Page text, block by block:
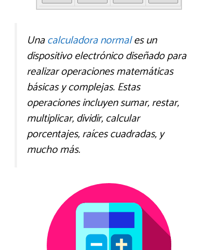
Unacalculadora normales un
dispositivo electrónico diseñado para
realizar operaciones matemáticas
básicas y complejas. Estas
operaciones incluyen sumar, restar,
multiplicar, dividir, calcular
porcentajes, raíces cuadradas, y
mucho más.